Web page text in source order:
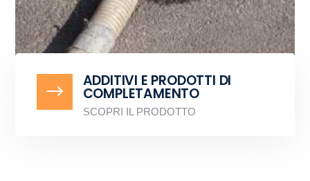
$
ADDITIVI E PRODOTTI DI
COMPLETAMENTO
SCOPRI IL PRODOTTO